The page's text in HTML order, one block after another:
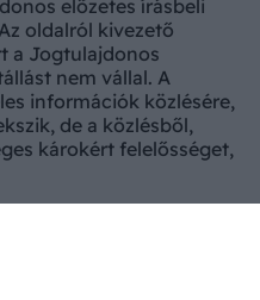
előzetes írásbeli
oldalról kivezető
a Jogtulajdonos
nem vállal. A
információk közlésére,
de a közlésből,
károkért felelősséget,